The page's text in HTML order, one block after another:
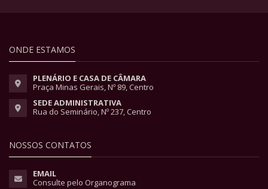
ONDE ESTAMOS
PLENÁRIO E CASA DE CÂMARA
Praça Minas Gerais, Nº 89, Centro
SEDE ADMINISTRATIVA
Rua do Seminário, Nº 237, Centro
NOSSOS CONTATOS
EMAIL
Consulte pelo Organograma